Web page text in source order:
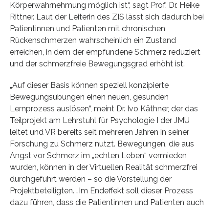
Körperwahrnehmung möglich ist“, sagt Prof. Dr. Heike
Rittner. Laut der Leiterin des ZIS lässt sich dadurch bei
Patientinnen und Patienten mit chronischen
Rückenschmerzen wahrscheinlich ein Zustand
erreichen, in dem der empfundene Schmerz reduziert
und der schmerzfreie Bewegungsgrad erhöht ist.
„Auf dieser Basis können speziell konzipierte
Bewegungsübungen einen neuen, gesunden
Lernprozess auslösen“, meint Dr. Ivo Käthner, der das
Teilprojekt am Lehrstuhl für Psychologie I der JMU
leitet und VR bereits seit mehreren Jahren in seiner
Forschung zu Schmerz nutzt. Bewegungen, die aus
Angst vor Schmerz im „echten Leben“ vermieden
wurden, können in der Virtuellen Realität schmerzfrei
durchgeführt werden – so die Vorstellung der
Projektbeteiligten. „Im Endeffekt soll dieser Prozess
dazu führen, dass die Patientinnen und Patienten auch